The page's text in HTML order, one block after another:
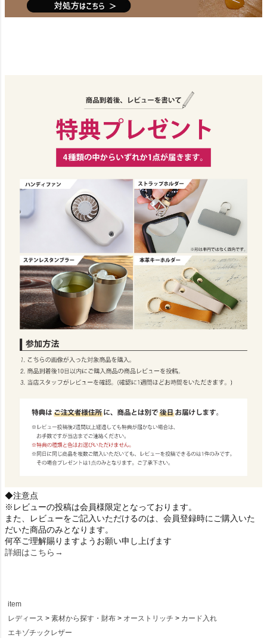
◆注意点
※レビューの投稿は会員様限定となっております。
また、レビューをご記入いただけるのは、会員登録時にご購入いた
だいた商品のみとなります。
何卒ご理解賜りますようお願い申し上げます
詳細はこちら→
item
レディース
素材から探す・財布 オーストリッチ
カード入れ
エキゾチックレザー